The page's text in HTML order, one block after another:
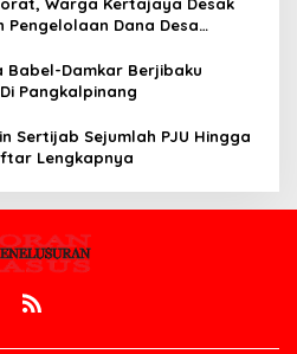
Warga Kertajaya Desak
Pengelolaan Dana Desa
Babel-Damkar Berjibaku
Pangkalpinang
Sertijab Sejumlah PJU Hingga
Lengkapnya